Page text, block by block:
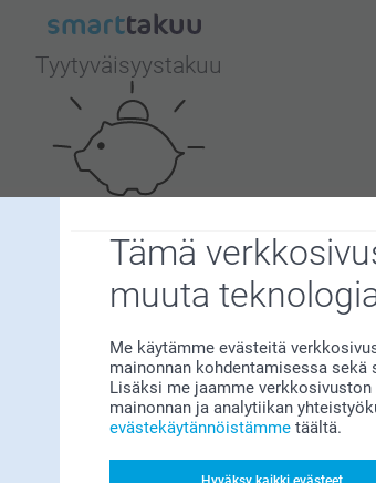
Tämä
muuta
Me käytämme evästeitä
mainonnan kohdentamisessa
Lisäksi me jaamme
mainonnan ja analytiikan
evästekäytännöistämme täältä.
Tyytyväisyystakuu
Bonusta kaikista tilauksista
Etsitkö inspiraatiota?